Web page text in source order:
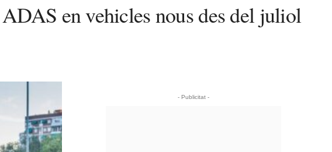
en vehicles nous des del juliol
- Publicitat -